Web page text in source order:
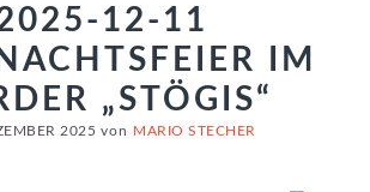
12-11
IM
„STÖGIS“
2025 von MARIO STECHER